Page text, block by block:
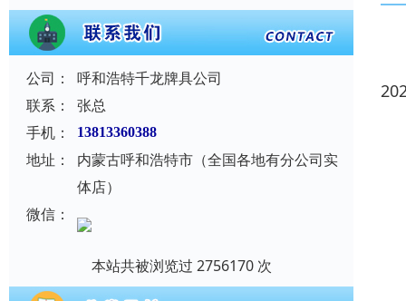
公司：
呼和浩特千龙牌具公司
联系：
张总
手机：
13813360388
地址：
内蒙古呼和浩特市（全国各地有分公司实
体店）
微信：
本站共被浏览过 2756170 次